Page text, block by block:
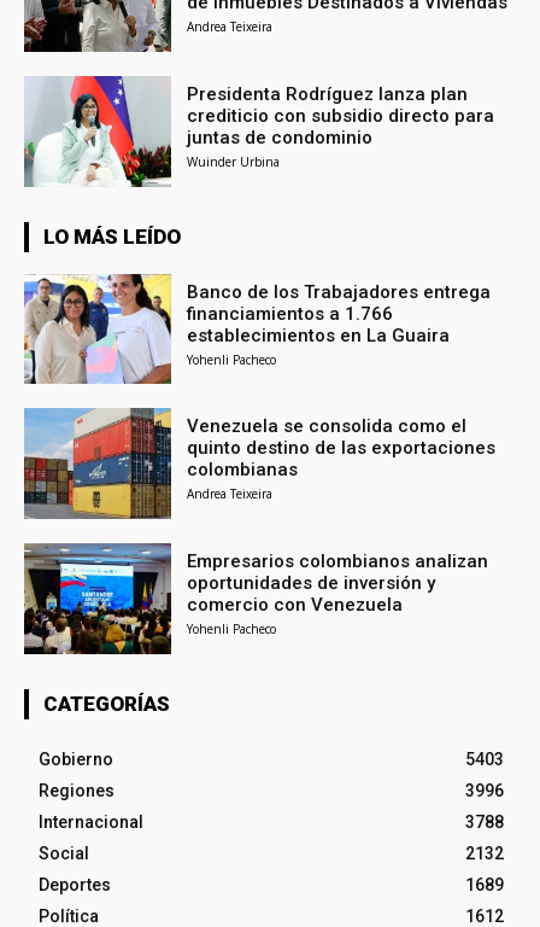
Andrea Teixeira
Presidenta Rodríguez lanza plan
crediticio con subsidio directo para
juntas de condominio
Wuinder Urbina
LO MÁS LEÍDO
Banco de los Trabajadores entrega
financiamientos a 1.766
establecimientos en La Guaira
Yohenli Pacheco
Venezuela se consolida como el
quinto destino de las exportaciones
colombianas
Andrea Teixeira
Empresarios colombianos analizan
oportunidades de inversión y
comercio con Venezuela
Yohenli Pacheco
CATEGORÍAS
Gobierno
5403
Regiones
3996
Internacional
3788
Social
2132
Deportes
1689
Política
1612